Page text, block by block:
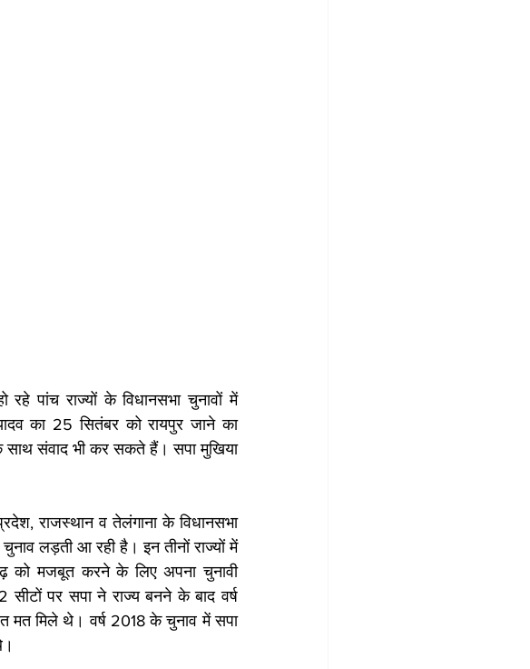
रहे पांच राज्यों के विधानसभा चुनावों में
का 25 सितंबर को रायपुर जाने का
के साथ संवाद भी कर सकते हैं। सपा मुखिया
राजस्थान व तेलंगाना के विधानसभा
लड़ती आ रही है। इन तीनों राज्यों में
को मजबूत करने के लिए अपना चुनावी
पर सपा ने राज्य बनने के बाद वर्ष
मत मिले थे। वर्ष 2018 के चुनाव में सपा